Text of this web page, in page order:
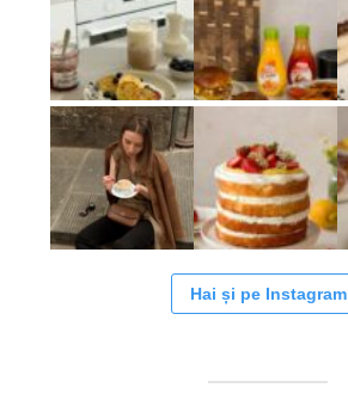
Hai și pe Instagram